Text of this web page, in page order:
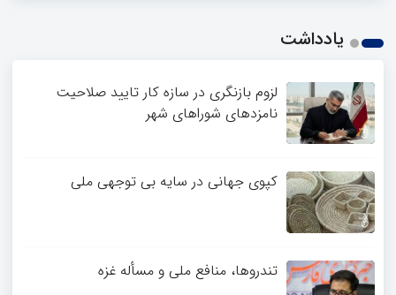
یادداشت
لزوم بازنگری در سازه کار تایید صلاحیت
نامزدهای شوراهای شهر
کپوی جهانی در سایه بی توجهی ملی
تندروها، منافع ملی و مسأله غزه